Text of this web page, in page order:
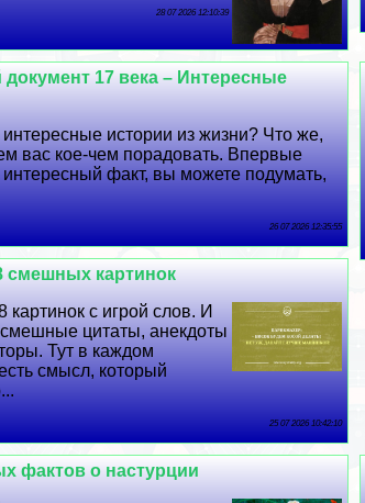
28 07 2026 12:10:39
17 века – Интересные
истории из жизни? Что же,
вас кое-чем порадовать. Впервые
интересный факт, вы можете подумать,
26 07 2026 12:35:55
смешных картинок
с игрой слов. И
смешные цитаты, анекдоты
Тут в каждом
смысл, который
25 07 2026 10:42:10
фактов о настурции